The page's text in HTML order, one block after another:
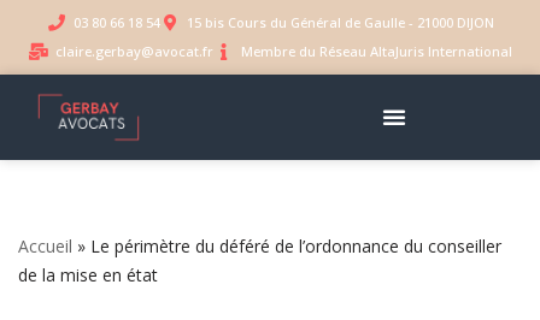
Aller
contenu
03 80 66 18 54
15 bis Cours du Général de Gaulle - 21000 DIJON
claire.gerbay@avocat.fr
Membre du Réseau AltaJuris International
Accueil » Le périmètre du déféré de l’ordonnance du conseiller
de la mise en état